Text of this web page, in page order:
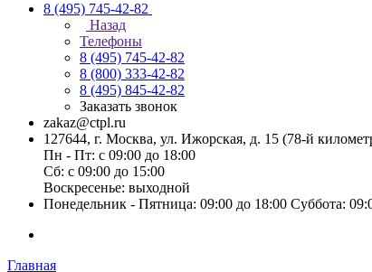
8 (495) 745-42-82
Назад
Телефоны
8 (495) 745-42-82
8 (800) 333-42-82
8 (495) 845-42-82
Заказать звонок
zakaz@ctpl.ru
127644, г. Москва, ул. Ижорская, д. 15 (78-й
Пн - Пт: с 09:00 до 18:00
Сб: с 09:00 до 15:00
Воскресенье: выходной
Понедельник - Пятница: 09:00 до 18:00 Суббота:
Главная